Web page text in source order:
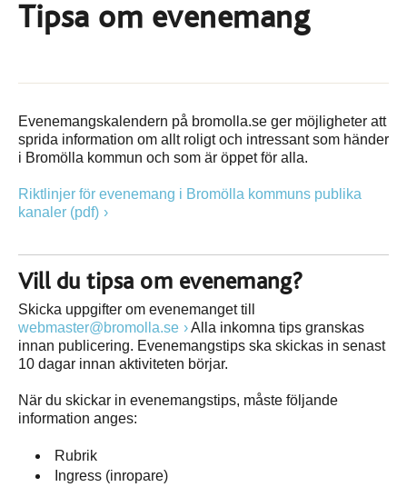
Tipsa om evenemang
Evenemangskalendern på bromolla.se ger möjligheter att
sprida information om allt roligt och intressant som händer
i Bromölla kommun och som är öppet för alla.
Riktlinjer för evenemang i Bromölla kommuns publika
kanaler (pdf)
Vill du tipsa om evenemang?
Skicka uppgifter om evenemanget till
webmaster@bromolla.se
Alla inkomna tips granskas
innan publicering. Evenemangstips ska skickas in senast
10 dagar innan aktiviteten börjar.
När du skickar in evenemangstips, måste följande
information anges:
Rubrik
Ingress (inropare)